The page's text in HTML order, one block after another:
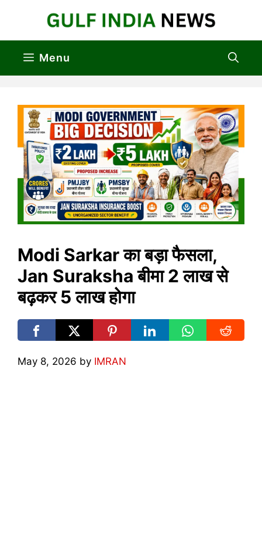
Menu
Modi Sarkar का बड़ा फैसला,
Jan Suraksha बीमा 2 लाख से
बढ़कर 5 लाख होगा
May 8, 2026 by IMRAN